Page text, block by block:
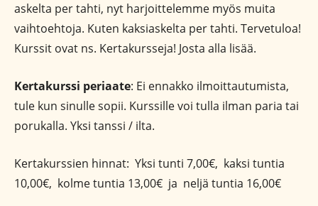
askelta per tahti, nyt harjoittelemme myös muita
vaihtoehtoja. Kuten kaksiaskelta per tahti. Tervetuloa!
Kurssit ovat ns. Kertakursseja! Josta alla lisää.
Kertakurssi periaate: Ei ennakko ilmoittautumista,
tule kun sinulle sopii. Kurssille voi tulla ilman paria tai
porukalla. Yksi tanssi / ilta.
Kertakurssien hinnat: Yksi tunti 7,00€, kaksi tuntia
10,00€, kolme tuntia 13,00€ ja neljä tuntia 16,00€